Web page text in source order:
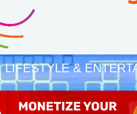
LIFESTYLE &